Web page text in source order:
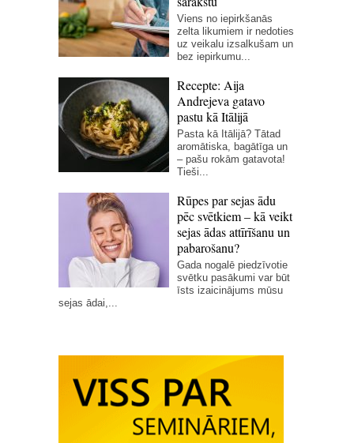
Viens no iepirkšanās
zelta likumiem ir nedoties
uz veikalu izsalkušam un
bez iepirkumu...
Recepte: Aija
Andrejeva gatavo
pastu kā Itālijā
Pasta kā Itālijā? Tātad
aromātiska, bagātīga un
– pašu rokām gatavota!
Tieši...
Rūpes par sejas ādu
pēc svētkiem – kā veikt
sejas ādas attīrīšanu un
pabarošanu?
Gada nogalē piedzīvotie
svētku pasākumi var būt
īsts izaicinājums mūsu
sejas ādai,...